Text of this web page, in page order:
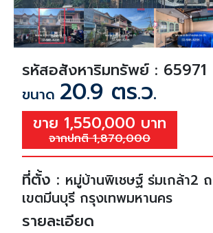
รหัสอสังหาริมทรัพย์ : 65971
ขนาด 20.9 ตร.ว.
ขาย 1,550,000 บาท
จากปกติ 1,870,000
ที่ตั้ง : หมู่บ้านพิเชษฐ์ ร่มเกล้า2
เขตมีนบุรี กรุงเทพมหานคร
รายละเอียด